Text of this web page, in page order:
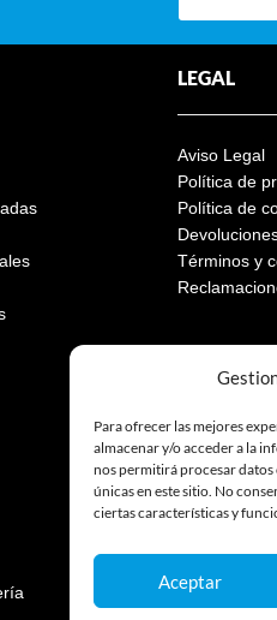
Para ofrecer las mejores
almacenar y/o acceder a la
nos permitirá procesar
únicas en este sitio. No
ciertas características y
Aceptar
LEGAL
Aviso Legal
Política de
Política de
Términos y